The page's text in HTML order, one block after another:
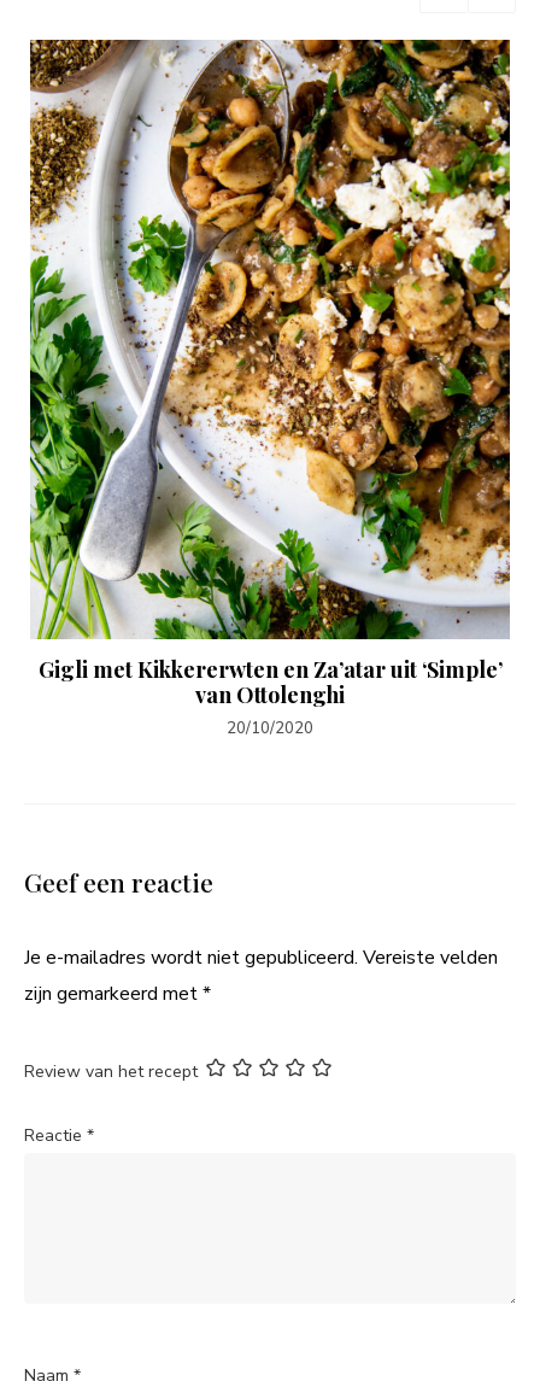
Gigli met Kikkererwten en Za’atar uit ‘Simple’
van Ottolenghi
20/10/2020
Geef een reactie
Je e-mailadres wordt niet gepubliceerd. Vereiste velden
zijn gemarkeerd met*
Review van het recept
Reactie *
Naam *